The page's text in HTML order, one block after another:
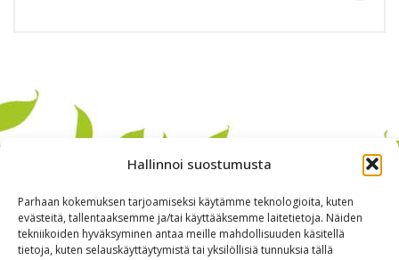
Hallinnoi suostumusta
Parhaan kokemuksen tarjoamiseksi käytämme teknologioita, kuten
evästeitä, tallentaaksemme ja/tai käyttääksemme laitetietoja. Näiden
tekniikoiden hyväksyminen antaa meille mahdollisuuden käsitellä
tietoja, kuten selauskäyttäytymistä tai yksilöllisiä tunnuksia tällä